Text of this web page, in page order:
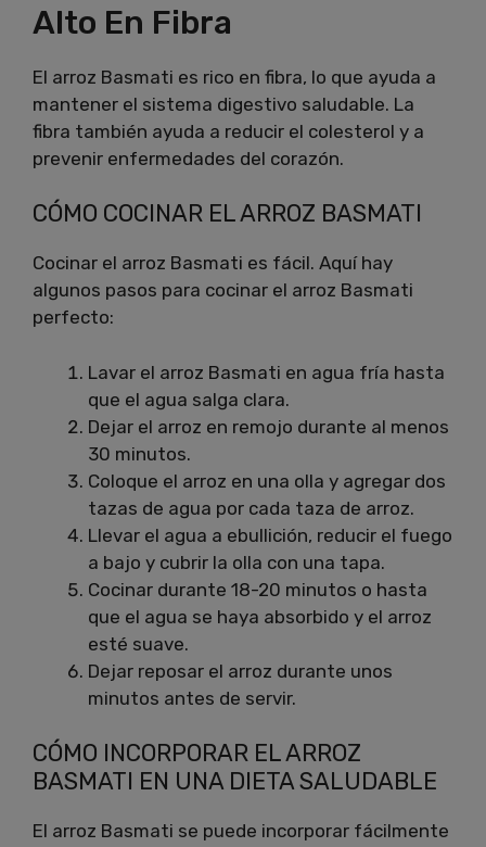
Alto En Fibra
El arroz Basmati es rico en fibra, lo que ayuda a
mantener el sistema digestivo saludable. La
fibra también ayuda a reducir el colesterol y a
prevenir enfermedades del corazón.
CÓMO COCINAR EL ARROZ BASMATI
Cocinar el arroz Basmati es fácil. Aquí hay
algunos pasos para cocinar el arroz Basmati
perfecto:
Lavar el arroz Basmati en agua fría hasta
que el agua salga clara.
Dejar el arroz en remojo durante al menos
30 minutos.
Coloque el arroz en una olla y agregar dos
tazas de agua por cada taza de arroz.
Llevar el agua a ebullición, reducir el fuego
a bajo y cubrir la olla con una tapa.
Cocinar durante 18-20 minutos o hasta
que el agua se haya absorbido y el arroz
esté suave.
Dejar reposar el arroz durante unos
minutos antes de servir.
CÓMO INCORPORAR EL ARROZ
BASMATI EN UNA DIETA SALUDABLE
El arroz Basmati se puede incorporar fácilmente